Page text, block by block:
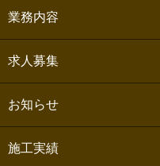
業務内容
求人募集
お知らせ
施工実績